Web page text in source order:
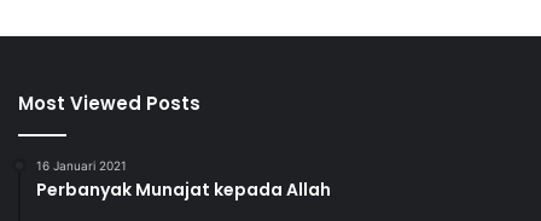
Most Viewed Posts
16 Januari 2021
Perbanyak Munajat kepada Allah